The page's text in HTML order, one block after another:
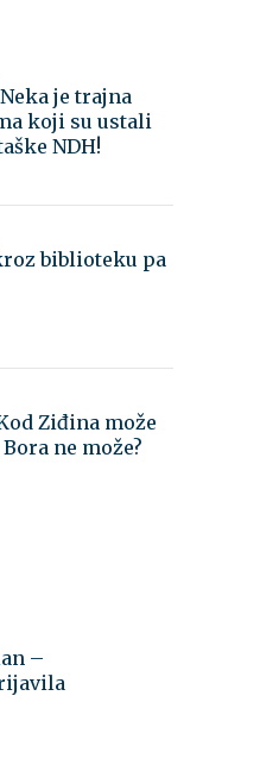
je trajna
koji su ustali
NDH!
biblioteku pa
Ziđina može
ne može?
–